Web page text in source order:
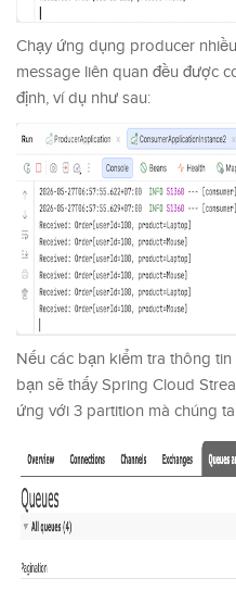
Chạy ứng dụng producer
message liên quan đều được
định, ví dụ như sau:
Nếu các bạn kiểm tra thông
bạn sẽ thấy Spring Cloud
ứng với 3 partition mà chúng